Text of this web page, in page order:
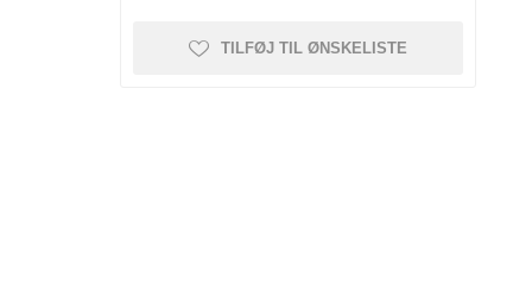
TILFØJ TIL ØNSKELISTE